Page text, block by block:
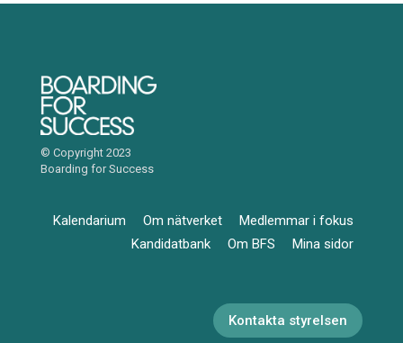
© Copyright 2023
Boarding for Success
Kalendarium Om nätverket
Medlemmar i fokus
Kandidatbank
Om BFS Mina sidor
Kontakta styrelsen